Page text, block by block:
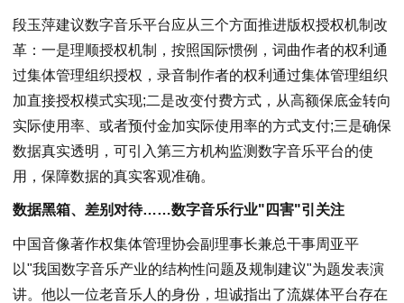
段玉萍建议数字音乐平台应从三个方面推进版权授权机制改
革：一是理顺授权机制，按照国际惯例，词曲作者的权利通
过集体管理组织授权，录音制作者的权利通过集体管理组织
加直接授权模式实现;二是改变付费方式，从高额保底金转向
实际使用率、或者预付金加实际使用率的方式支付;三是确保
数据真实透明，可引入第三方机构监测数字音乐平台的使
用，保障数据的真实客观准确。
数据黑箱、差别对待……数字音乐行业"四害"引关注
中国音像著作权集体管理协会副理事长兼总干事周亚平
以"我国数字音乐产业的结构性问题及规制建议"为题发表演
讲。他以一位老音乐人的身份，坦诚指出了流媒体平台存在